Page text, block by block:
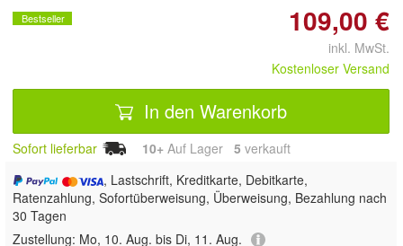
Bestseller 109,00 €
inkl. MwSt.
Kostenloser Versand
In den Warenkorb
Sofort lieferbar 10+ Auf Lager 5 verkauft
, Lastschrift, Kreditkarte, Debitkarte,
Ratenzahlung, Sofortüberweisung, Überweisung, Bezahlung nach
30 Tagen
Zustellung: Mo, 10. Aug. bis Di, 11. Aug.